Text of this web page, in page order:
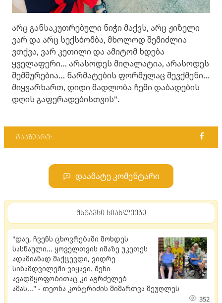
არც განსაკუთრებული ნიჭი მაქვს, არც ჟიზელი
ვარ და არც სექსბომბა, მხოლოდ შემიძლია
ვთქვა, ვარ კეთილი და ამიტომ ხდება
ყველაფერი… არასოდეს მიღალატია, არასოდეს
შემშურებია… წარმატების ფორმულაც შევქმენი...
მიყვარხართ, დიდი მადლობა ჩემი დაბადების
დღის გაფერადებისთვის".
გააზიარე:
დაამატე კომენტარი
მსგავსი სიახლეები
"დაე, ჩვენს ცხოვრებაში მოხდეს
სასწაული... ყოველთვის იმაზე უკეთეს
ადამიანად მაქცევდი, ვიდრე
სინამდვილეში ვიყავი. შენი
ავადმყოფობითაც კი აგრძელებ
ამას..." - თეონა კონტრიძის მიმართვა მეუღლეს
352